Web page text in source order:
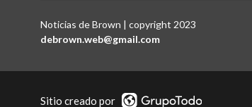
Noticias de Brown | copyright 2023
debrown.web@gmail.com
Sitio creado por